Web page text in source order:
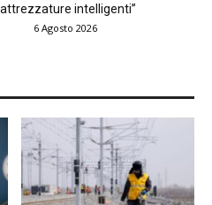
intelligenti”
6 Agosto 2026